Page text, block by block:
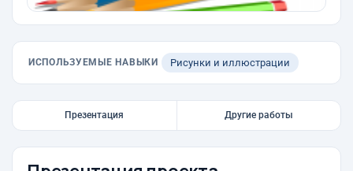
ИСПОЛЬЗУЕМЫЕ НАВЫКИ Рисунки и иллюстрации
Презентация Другие работы